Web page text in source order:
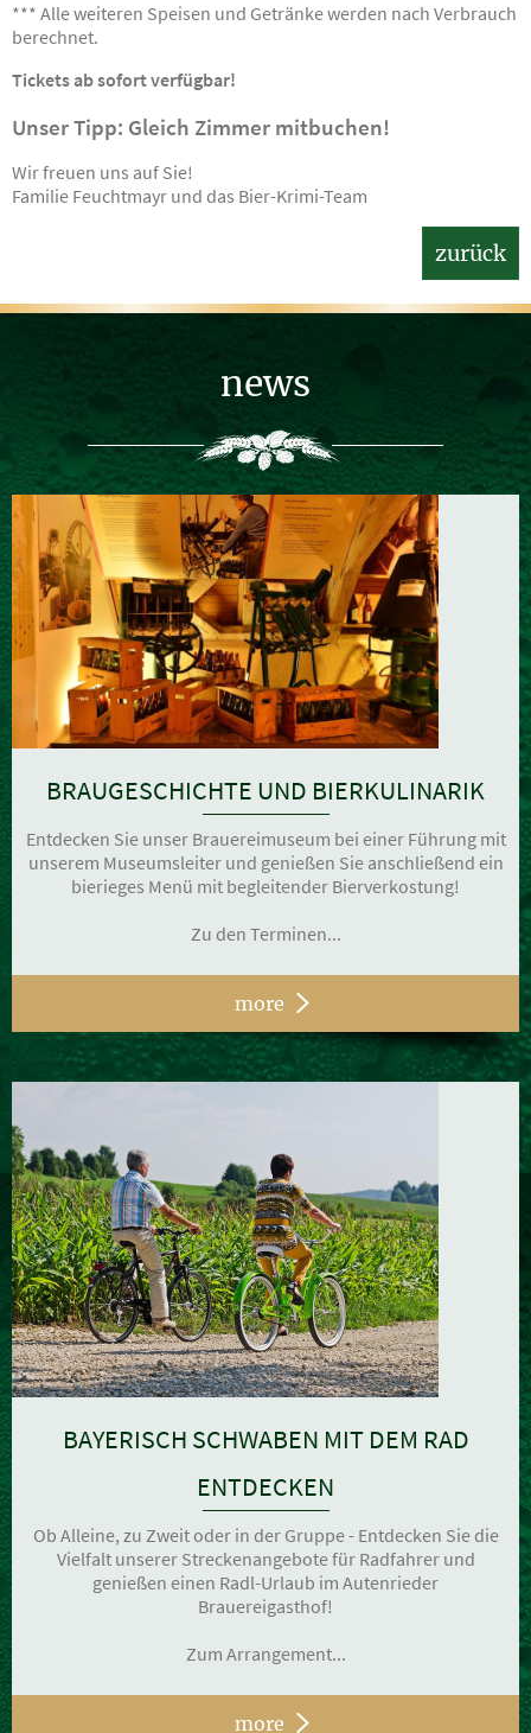
*** Alle weiteren Speisen und Getränke werden nach Verbrauch
berechnet.
Tickets ab sofort verfügbar!
Unser Tipp: Gleich Zimmer mitbuchen!
Wir freuen uns auf Sie!
Familie Feuchtmayr und das Bier-Krimi-Team
zurück
news
BRAUGESCHICHTE UND BIERKULINARIK
Entdecken Sie unser Brauereimuseum bei einer Führung mit
unserem Museumsleiter und genießen Sie anschließend ein
bierieges Menü mit begleitender Bierverkostung!
Zu den Terminen...
more
BAYERISCH SCHWABEN MIT DEM RAD
ENTDECKEN
Ob Alleine, zu Zweit oder in der Gruppe - Entdecken Sie die
Vielfalt unserer Streckenangebote für Radfahrer und
genießen einen Radl-Urlaub im Autenrieder
Brauereigasthof!
Zum Arrangement...
more